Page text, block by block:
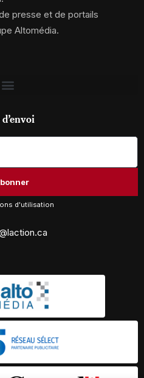
presse et de portails
Altomédia.
d'utilisation